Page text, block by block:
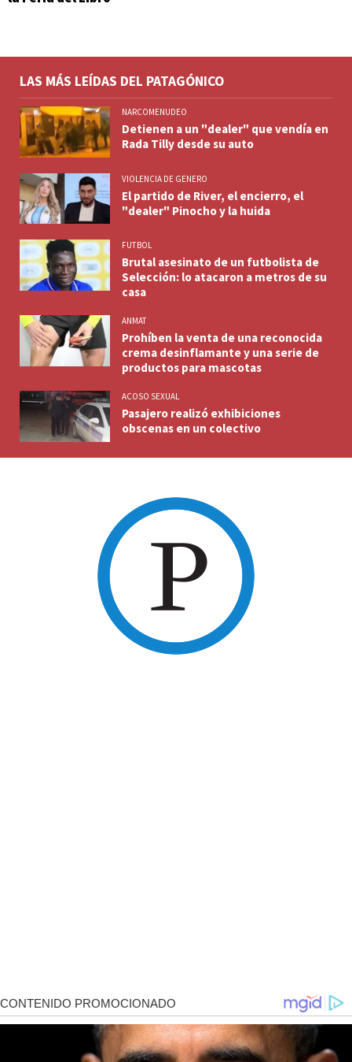
LAS MÁS LEÍDAS DEL PATAGÓNICO
NARCOMENUDEO
Detienen a un "dealer" que vendía en
Rada Tilly desde su auto
VIOLENCIA DE GENERO
El partido de River, el encierro, el
"dealer" Pinocho y la huida
FUTBOL
Brutal asesinato de un futbolista de
Selección: lo atacaron a metros de su
casa
ANMAT
Prohíben la venta de una reconocida
crema desinflamante y una serie de
productos para mascotas
ACOSO SEXUAL
Pasajero realizó exhibiciones
obscenas en un colectivo